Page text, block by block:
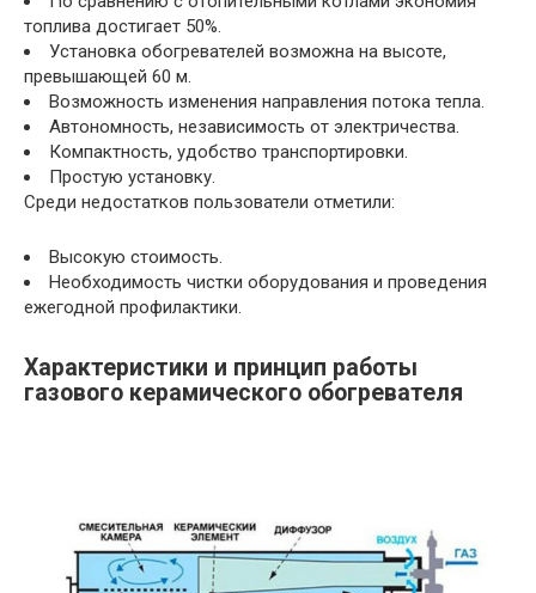
топлива достигает 50%.
Установка обогревателей возможна на высоте,
превышающей 60 м.
Возможность изменения направления потока тепла.
Автономность, независимость от электричества.
Компактность, удобство транспортировки.
Простую установку.
Среди недостатков пользователи отметили:
Высокую стоимость.
Необходимость чистки оборудования и проведения
ежегодной профилактики.
Характеристики и принцип работы
газового керамического обогревателя